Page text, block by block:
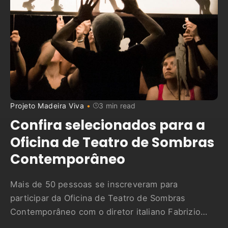
Projeto Madeira Viva 3 min read
Confira selecionados para a
Oficina de Teatro de Sombras
Contemporâneo
Mais de 50 pessoas se inscreveram para
participar da Oficina de Teatro de Sombras
Contemporâneo com o diretor italiano Fabrizio